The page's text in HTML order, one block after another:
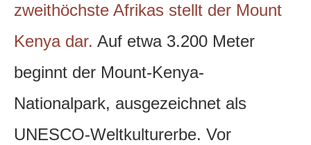
zweithöchste Afrikas stellt der Mount
Kenya dar. Auf etwa 3.200 Meter
beginnt der Mount-Kenya-
Nationalpark, ausgezeichnet als
UNESCO-Weltkulturerbe. Vor